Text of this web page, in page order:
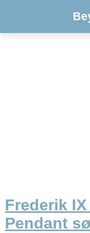
Frederik
Pendant